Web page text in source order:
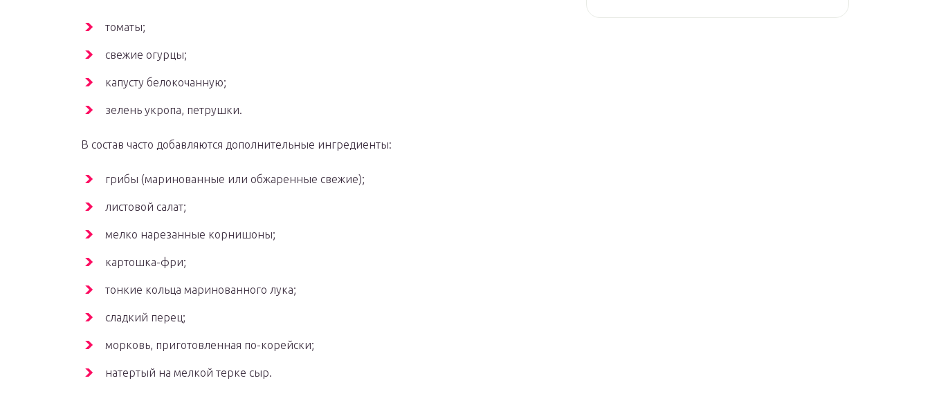
томаты;
свежие огурцы;
капусту белокочанную;
зелень укропа, петрушки.
В состав часто добавляются дополнительные ингредиенты:
грибы (маринованные или обжаренные свежие);
листовой салат;
мелко нарезанные корнишоны;
картошка-фри;
тонкие кольца маринованного лука;
сладкий перец;
морковь, приготовленная по-корейски;
натертый на мелкой терке сыр.